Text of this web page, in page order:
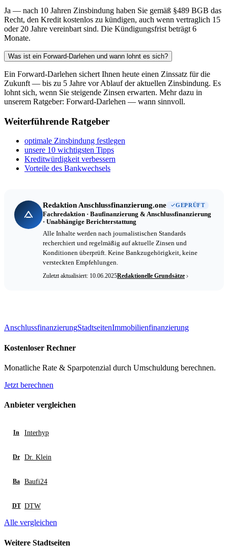
Ja — nach 10 Jahren Zinsbindung haben Sie gemäß §489 BGB das
Recht, den Kredit kostenlos zu kündigen, auch wenn vertraglich 15
oder 20 Jahre vereinbart sind. Die Kündigungsfrist beträgt 6
Monate.
Was ist ein Forward-Darlehen und wann lohnt es sich?
Ein Forward-Darlehen sichert Ihnen heute einen Zinssatz für die
Zukunft — bis zu 5 Jahre vor Ablauf der aktuellen Zinsbindung. Es
lohnt sich, wenn Sie steigende Zinsen erwarten. Mehr dazu in
unserem Ratgeber: Forward-Darlehen — wann sinnvoll.
Weiterführende Ratgeber
optimale Zinsbindung festlegen
unsere 10 wichtigsten Tipps
Kreditwürdigkeit verbessern
Vorteile des Bankwechsels
Redaktion Anschlussfinanzierung.one GEPRÜFT
Fachredaktion · Baufinanzierung & Anschlussfinanzierung
· Unabhängige Berichterstattung
Alle Inhalte werden nach journalistischen Standards
recherchiert und regelmäßig auf aktuelle Zinsen und
Konditionen überprüft. Keine Bankzugehörigkeit, keine
versteckten Empfehlungen.
Zuletzt aktualisiert: 10.06.2025Redaktionelle Grundsätze
AnschlussfinanzierungStadtseitenImmobilienfinanzierung
Kostenloser Rechner
Monatliche Rate & Sparpotenzial durch Umschuldung berechnen.
Jetzt berechnen
Anbieter vergleichen
In Interhyp
Dr Dr. Klein
Ba Baufi24
DT DTW
Alle vergleichen
Weitere Stadtseiten